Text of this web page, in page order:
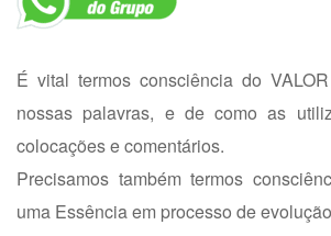
É vital termos consciência do
nossas palavras, e de como as
colocações e comentários.
Precisamos também termos
uma Essência em processo de